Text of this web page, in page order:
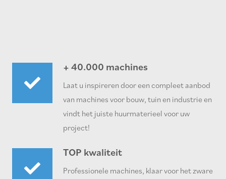
+ 40.000 machines
Laat u inspireren door een compleet aanbod
van machines voor bouw, tuin en industrie en
vindt het juiste huurmaterieel voor uw
project!
TOP kwaliteit
Professionele machines, klaar voor het zware